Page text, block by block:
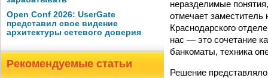
Open Conf 2026: UserGate
представил свое видение
архитектуры сетевого доверия
Рекомендуемые статьи
неразделимые
отмечает
Краснодарского
нас — это сочетание
банкоматы, техника
Решение